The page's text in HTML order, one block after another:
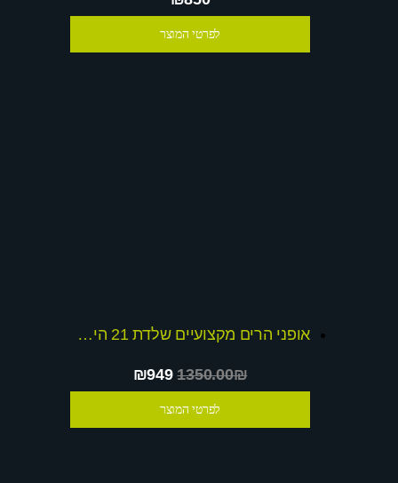
לפרטי המוצר
אופני הרים מקצועיים שלדת 21 הילוכים שלדת כרומולי חזקה במיוחד
₪9491350.00₪
לפרטי המוצר